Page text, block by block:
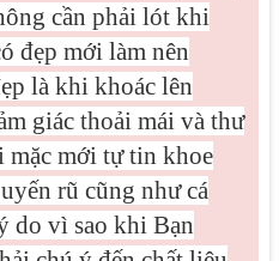
cần phải lót khi
đẹp mới làm nên
là khi khoác lên
giác thoải mái và thư
mặc mới tự tin khoe
rũ cũng như cá
do vì sao khi Bạn